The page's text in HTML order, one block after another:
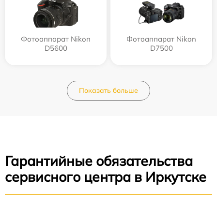
Фотоаппарат Nikon
D5600
Фотоаппарат Nikon
D7500
Показать больше
Гарантийные обязательства
сервисного центра в Иркутске